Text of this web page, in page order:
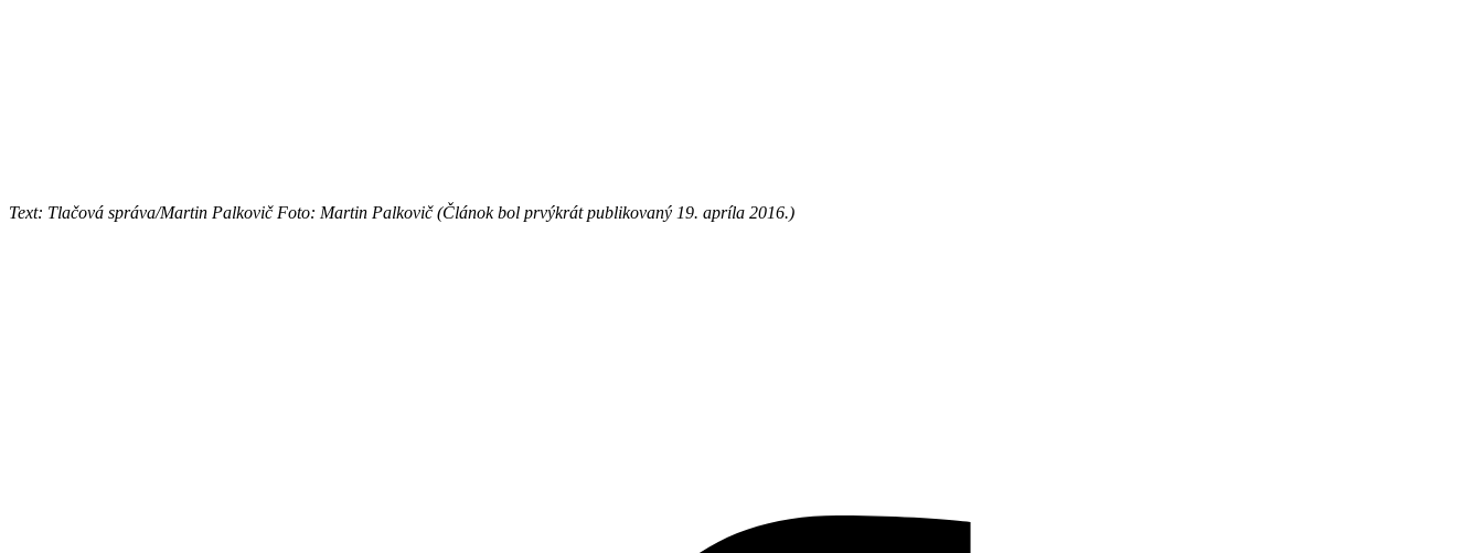
Text: Tlačová správa/Martin Palkovič Foto: Martin Palkovič (Článok bol prvýkrát publikovaný 19. apríla 2016.)